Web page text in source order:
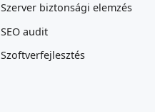
Szerver biztonsági elemzés
SEO audit
Szoftverfejlesztés